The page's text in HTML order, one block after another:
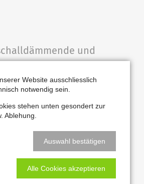
und
Haus- und
Brandschutztüren.
der Tür entscheidet über
und ganz wichtig:
der Tür ist die Qualität
Website ausschliesslich
notwendig sein.
stehen unten gesondert zur
Ablehung.
Auswahl bestätigen
Alle Cookies akzeptieren